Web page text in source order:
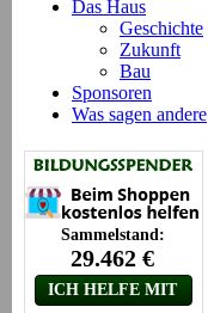
Das Haus
Geschichte
Zukunft
Bau
Sponsoren
Was sagen andere